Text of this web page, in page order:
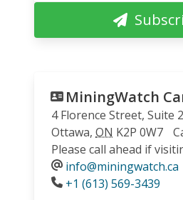
MiningWatch
4 Florence Street, Suite
Ottawa, ON K2P 0W7
Please call ahead if
info@miningwatch.ca
Phone
+1 (613) 569-3439